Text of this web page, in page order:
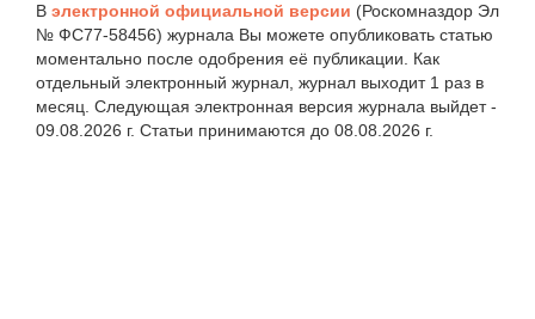
В электронной официальной версии (Роскомназдор Эл
№ ФС77-58456) журнала Вы можете опубликовать статью
моментально после одобрения её публикации. Как
отдельный электронный журнал, журнал выходит 1 раз в
месяц. Следующая электронная версия журнала выйдет -
09.08.2026 г. Статьи принимаются до 08.08.2026 г.